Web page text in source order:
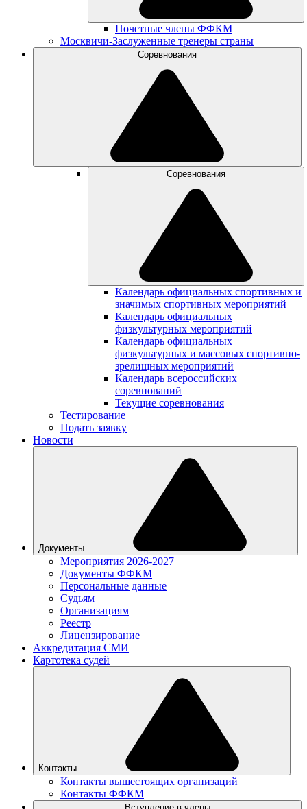
Почетные члены ФФКМ
Москвичи-Заслуженные тренеры страны
Соревнования
Соревнования
Календарь официальных спортивных и
значимых спортивных мероприятий
Календарь официальных
физкультурных мероприятий
Календарь официальных
физкультурных и массовых спортивно-
зрелищных мероприятий
Календарь всероссийских
соревнований
Текущие соревнования
Тестирование
Подать заявку
Новости
Документы
Мероприятия 2026-2027
Документы ФФКМ
Персональные данные
Судьям
Организациям
Реестр
Лицензирование
Аккредитация СМИ
Картотека судей
Контакты
Контакты вышестоящих организаций
Контакты ФФКМ